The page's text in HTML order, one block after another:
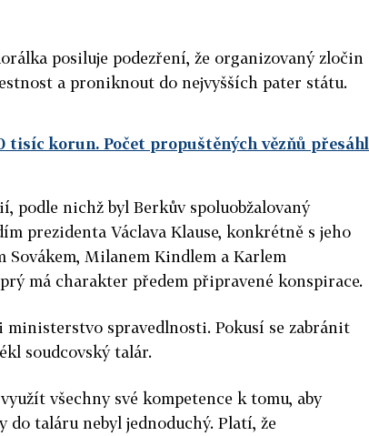
posiluje podezření, že organizovaný zločin
a proniknout do nejvyšších pater státu.
tisíc korun. Počet propuštěných vězňů přesáhl
podle nichž byl Berkův spoluobžalovaný
prezidenta Václava Klause, konkrétně s jeho
Milanem Kindlem a Karlem
má charakter předem připravené konspirace.
spravedlnosti. Pokusí se zabránit
soudcovský talár.
všechny své kompetence k tomu, aby
taláru nebyl jednoduchý. Platí, že